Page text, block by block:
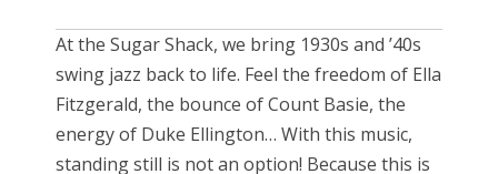
At the Sugar Shack, we bring 1930s and ’40s
swing jazz back to life. Feel the freedom of Ella
Fitzgerald, the bounce of Count Basie, the
energy of Duke Ellington… With this music,
standing still is not an option! Because this is